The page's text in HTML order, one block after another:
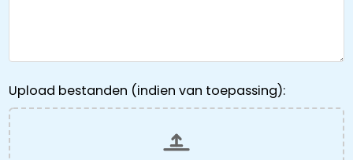
Upload bestanden (indien van toepassing):